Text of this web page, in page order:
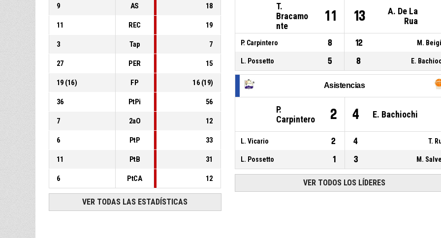
9 AS 18
11 REC 19
3 Tap 7
27 PER 15
19 (16) FP 16 (19)
36 PtPi 56
7 2aO 12
6 PtP 33
11 PtB 31
6 PtCA 12
VER TODAS LAS ESTADÍSTICAS
T.
Bracamo
nte
11 13
A. De La
Rua
P. Carpintero 8 12 M.
L. Possetto 5 8 E.
Asistencias
P.
Carpintero
2 4 E. Bachiochi
L. Vicario 2 4 T.
L. Possetto 1 3 M.
VER TODOS LOS LÍDERES